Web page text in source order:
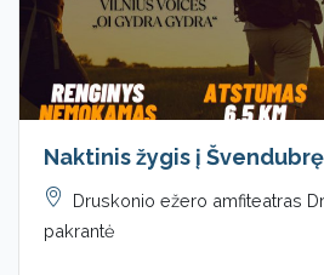
Naktinis žygis į Švendubrę
Druskonio ežero amfiteatras
pakrantė